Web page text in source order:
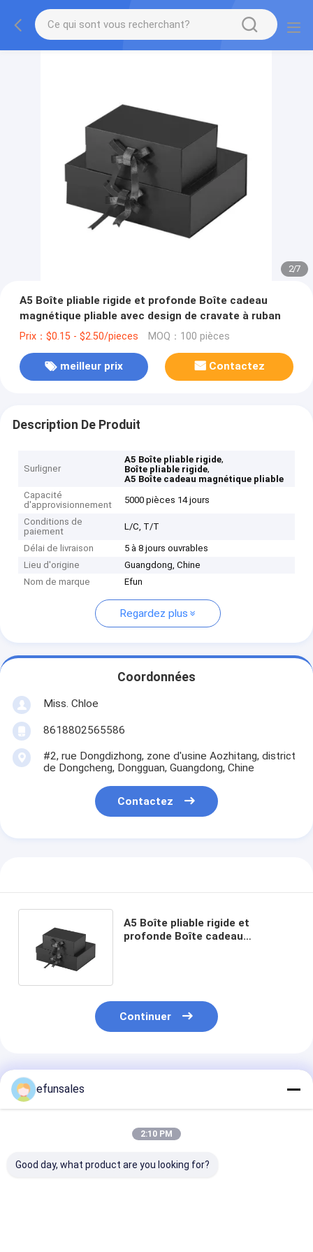
2/7
A5 Boîte pliable rigide et profonde Boîte cadeau
magnétique pliable avec design de cravate à ruban
Prix：$0.15 - $2.50/pieces MOQ：100 pièces
meilleur prix Contactez
Description De Produit
Surligner
A5 Boîte pliable rigide,
Boîte pliable rigide,
A5 Boîte cadeau magnétique pliable
Capacité
d'approvisionnement
5000 pièces 14 jours
Conditions de
paiement
L/C, T/T
Délai de livraison
5 à 8 jours ouvrables
Lieu d'origine
Guangdong, Chine
Nom de marque
Efun
Regardez plus
Coordonnées
Miss. Chloe
8618802565586
#2, rue Dongdizhong, zone d'usine Aozhitang, district
de Dongcheng, Dongguan, Guangdong, Chine
Contactez
A5 Boîte pliable rigide et
profonde Boîte cadeau
Continuer
Produits Recommandés
efunsales
2:10 PM
Good day, what product are you looking for?